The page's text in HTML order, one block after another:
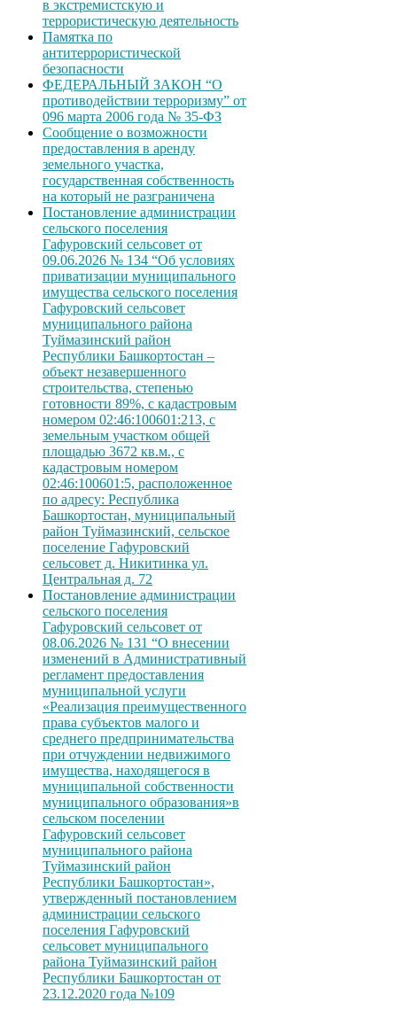
в экстремистскую и
террористическую деятельность
Памятка по
антитеррористической
безопасности
ФЕДЕРАЛЬНЫЙ ЗАКОН “О
противодействии терроризму” от
096 марта 2006 года № 35-ФЗ
Сообщение о возможности
предоставления в аренду
земельного участка,
государственная собственность
на который не разграничена
Постановление администрации
сельского поселения
Гафуровский сельсовет от
09.06.2026 № 134 “Об условиях
приватизации муниципального
имущества сельского поселения
Гафуровский сельсовет
муниципального района
Туймазинский район
Республики Башкортостан –
объект незавершенного
строительства, степенью
готовности 89%, с кадастровым
номером 02:46:100601:213, с
земельным участком общей
площадью 3672 кв.м., с
кадастровым номером
02:46:100601:5, расположенное
по адресу: Республика
Башкортостан, муниципальный
район Туймазинский, сельское
поселение Гафуровский
сельсовет д. Никитинка ул.
Центральная д. 72
Постановление администрации
сельского поселения
Гафуровский сельсовет от
08.06.2026 № 131 “О внесении
изменений в Административный
регламент предоставления
муниципальной услуги
«Реализация преимущественного
права субъектов малого и
среднего предпринимательства
при отчуждении недвижимого
имущества, находящегося в
муниципальной собственности
муниципального образования»в
сельском поселении
Гафуровский сельсовет
муниципального района
Туймазинский район
Республики Башкортостан»,
утвержденный постановлением
администрации сельского
поселения Гафуровский
сельсовет муниципального
района Туймазинский район
Республики Башкортостан от
23.12.2020 года №109